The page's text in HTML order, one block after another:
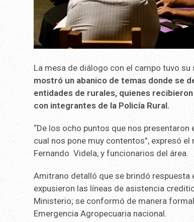
La mesa de diálogo con el campo tuvo su
mostró un abanico de temas donde se
entidades de rurales, quienes
con integrantes de la Policía Rural.
“De los ocho puntos que nos
cual nos pone muy contentos”, expresó
Fernando Videla, y funcionarios del área.
Amitrano detalló que se brindó respuesta
expusieron las líneas de asistencia
Ministerio; se conformó de manera
Emergencia Agropecuaria nacional.